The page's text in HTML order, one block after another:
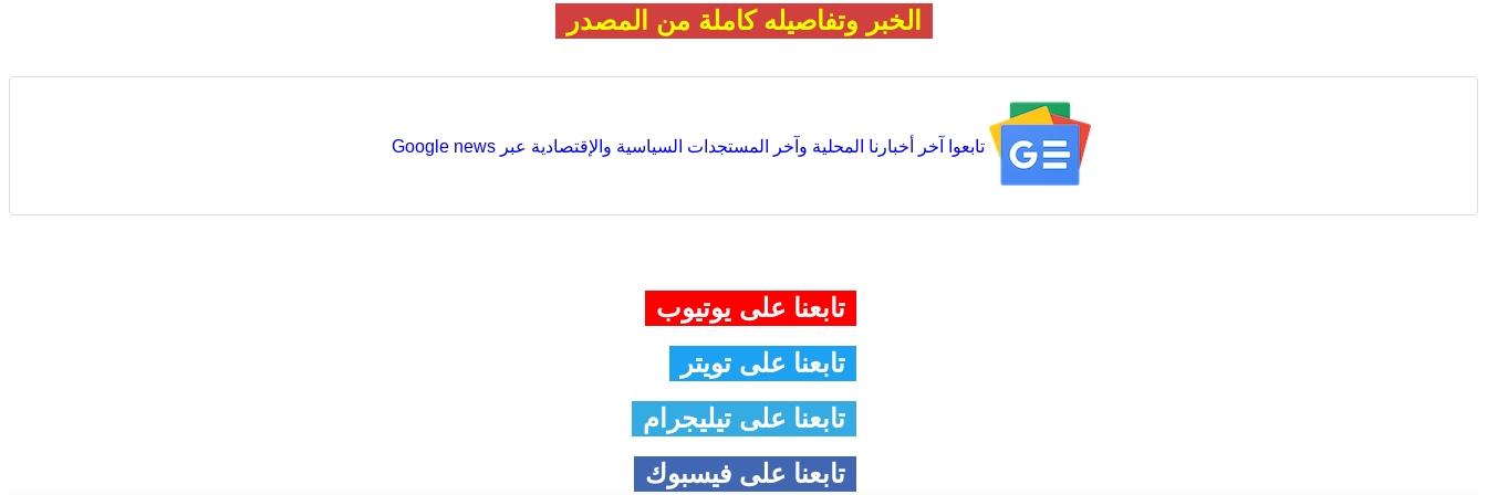
الخبر وتفاصيله كاملة من المصدر
تابعوا آخر أخبارنا المحلية وآخر المستجدات السياسية والإقتصادية عبر Google news
تابعنا على يوتيوب
تابعنا على تويتر
تابعنا على تيليجرام
تابعنا على فيسبوك